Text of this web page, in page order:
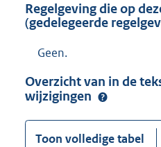
Regelgeving die op
(gedelegeerde
Geen.
Overzicht van in de
wijzigingen
Toon volledige tabel